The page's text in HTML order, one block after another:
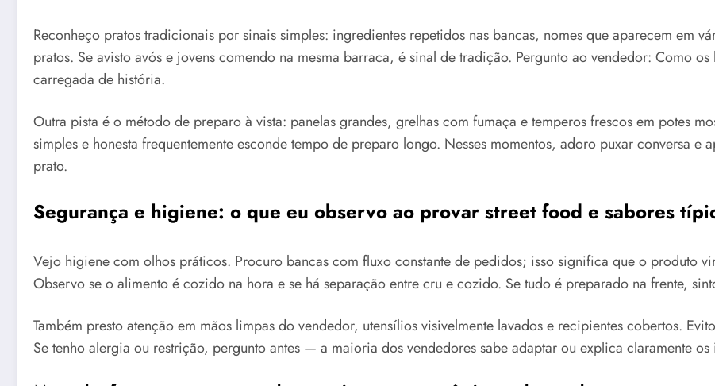
Reconheço pratos tradicionais por sinais simples: ingredientes repetidos nas bancas, nomes que aparecem em
pratos. Se avisto avós e jovens comendo na mesma barraca, é sinal de tradição. Pergunto ao vendedor: Como
carregada de história.
Outra pista é o método de preparo à vista: panelas grandes, grelhas com fumaça e temperos frescos em potes
simples e honesta frequentemente esconde tempo de preparo longo. Nesses momentos, adoro puxar conversa
prato.
Segurança e higiene: o que eu observo ao provar street food e sabores
Vejo higiene com olhos práticos. Procuro bancas com fluxo constante de pedidos; isso significa que o produto
Observo se o alimento é cozido na hora e se há separação entre cru e cozido. Se tudo é preparado na frente,
Também presto atenção em mãos limpas do vendedor, utensílios visivelmente lavados e recipientes cobertos.
Se tenho alergia ou restrição, pergunto antes — a maioria dos vendedores sabe adaptar ou explica claramente os